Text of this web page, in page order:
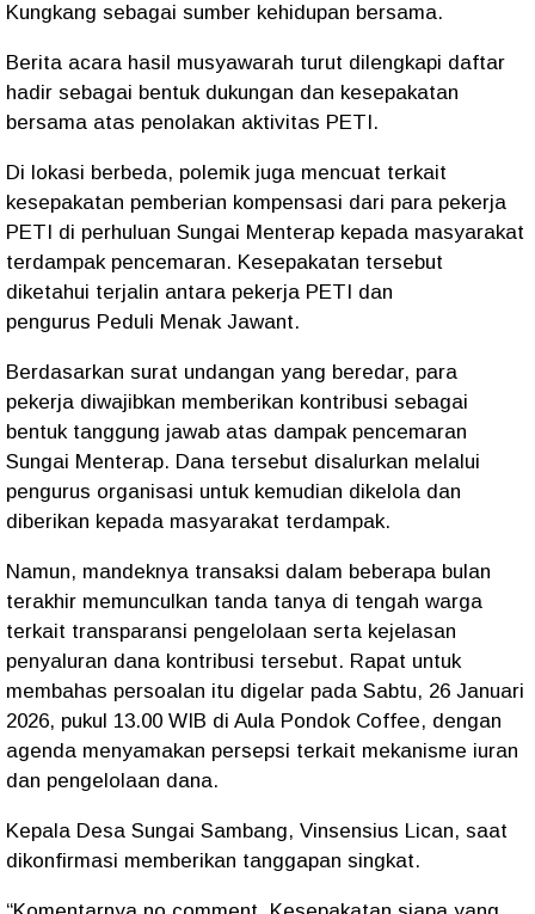
Kungkang sebagai sumber kehidupan bersama.
Berita acara hasil musyawarah turut dilengkapi daftar
hadir sebagai bentuk dukungan dan kesepakatan
bersama atas penolakan aktivitas PETI.
Di lokasi berbeda, polemik juga mencuat terkait
kesepakatan pemberian kompensasi dari para pekerja
PETI di perhuluan Sungai Menterap kepada masyarakat
terdampak pencemaran. Kesepakatan tersebut
diketahui terjalin antara pekerja PETI dan
pengurus Peduli Menak Jawant.
Berdasarkan surat undangan yang beredar, para
pekerja diwajibkan memberikan kontribusi sebagai
bentuk tanggung jawab atas dampak pencemaran
Sungai Menterap. Dana tersebut disalurkan melalui
pengurus organisasi untuk kemudian dikelola dan
diberikan kepada masyarakat terdampak.
Namun, mandeknya transaksi dalam beberapa bulan
terakhir memunculkan tanda tanya di tengah warga
terkait transparansi pengelolaan serta kejelasan
penyaluran dana kontribusi tersebut. Rapat untuk
membahas persoalan itu digelar pada Sabtu, 26 Januari
2026, pukul 13.00 WIB di Aula Pondok Coffee, dengan
agenda menyamakan persepsi terkait mekanisme iuran
dan pengelolaan dana.
Kepala Desa Sungai Sambang, Vinsensius Lican, saat
dikonfirmasi memberikan tanggapan singkat.